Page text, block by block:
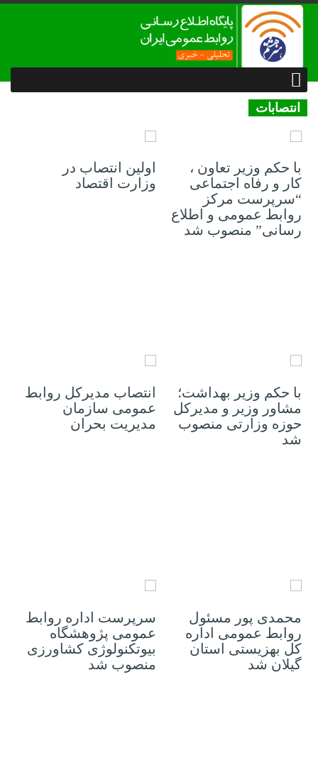
انتصابات
با حکم وزیر تعاون ،
کار و رفاه اجتماعی
“سرپرست مرکز
روابط عمومی و اطلاع
رسانی” منصوب شد
اولین انتصاب در
وزارت اقتصاد
با حکم وزیر بهداشت؛
مشاور وزیر و مدیرکل
حوزه وزارتی منصوب
شد
انتصاب مدیرکل روابط
عمومی سازمان
مدیریت بحران
محمدی پور مسئول
روابط عمومی اداره
کل بهزیستی استان
گیلان شد
سرپرست اداره روابط
عمومی پژوهشگاه
بیوتکنولوژی کشاورزی
منصوب شد